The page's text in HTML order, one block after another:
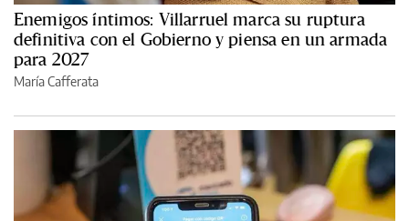
Enemigos íntimos: Villarruel marca su ruptura
definitiva con el Gobierno y piensa en un armada
para 2027
María Cafferata